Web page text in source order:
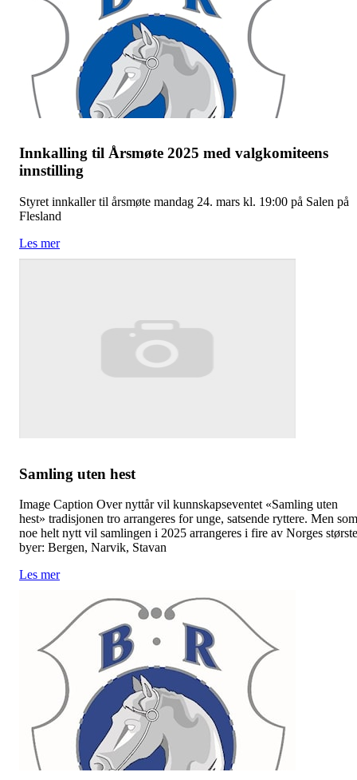
Innkalling til Årsmøte 2025 med valgkomiteens
innstilling
Styret innkaller til årsmøte mandag 24. mars kl. 19:00 på Salen på
Flesland
Les mer
Samling uten hest
Image Caption Over nyttår vil kunnskapseventet «Samling uten
hest» tradisjonen tro arrangeres for unge, satsende ryttere. Men som
noe helt nytt vil samlingen i 2025 arrangeres i fire av Norges største
byer: Bergen, Narvik, Stavan
Les mer